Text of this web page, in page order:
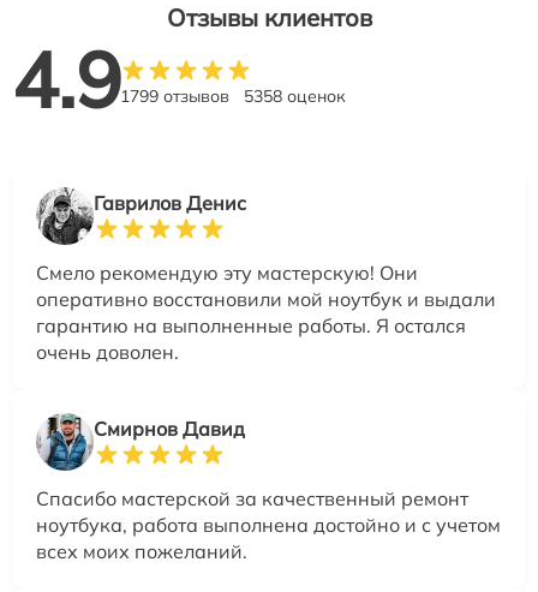
Отзывы клиентов
4.91799 отзывов 5358 оценок
Гаврилов Денис
Смело рекомендую эту мастерскую! Они
оперативно восстановили мой ноутбук и выдали
гарантию на выполненные работы. Я остался
очень доволен.
Смирнов Давид
Спасибо мастерской за качественный ремонт
ноутбука, работа выполнена достойно и с учетом
всех моих пожеланий.